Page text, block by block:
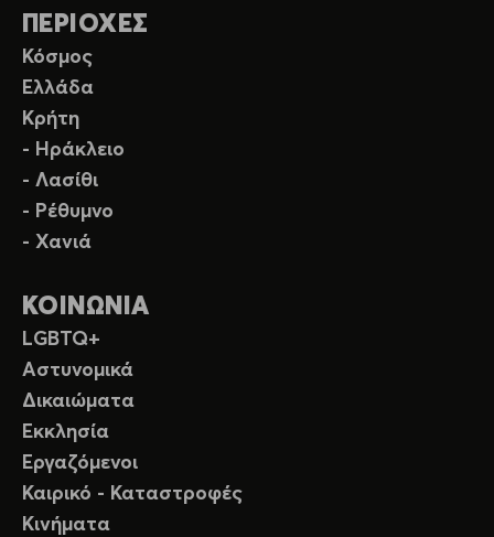
ΠΕΡΙΟΧΕΣ
Κόσμος
Ελλάδα
Κρήτη
- Ηράκλειο
- Λασίθι
- Ρέθυμνο
- Χανιά
ΚΟΙΝΩΝΙΑ
LGBTQ+
Αστυνομικά
Δικαιώματα
Εκκλησία
Εργαζόμενοι
Καιρικό - Καταστροφές
Κινήματα